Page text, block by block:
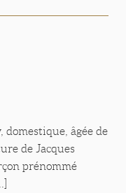
domestique, âgée de
de Jacques
prénommé